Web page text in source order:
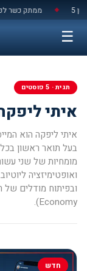
לתוכן ממתק כשר לפסח ◆
☰
תגית · 5 פוסטים
איתי
איתי ליפקה הוא
בעל תואר ראשון
מומחיות של שני
ואופטימיזציה
Economy).
חדש